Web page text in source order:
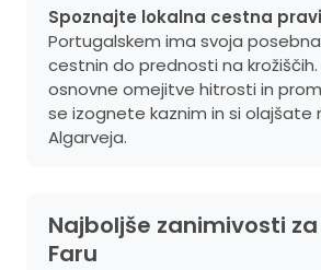
Spoznajte lokalna cestna
Portugalskem ima svoja
cestnin do prednosti na
osnovne omejitve hitrosti in
se izognete kaznim in si olajšate
Algarveja.
Najboljše zanimivosti
Faru